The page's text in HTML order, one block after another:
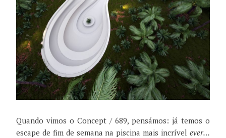
Quando vimos o Concept / 689, pensámos: já temos o
escape de fim de semana na piscina mais incrível ever…